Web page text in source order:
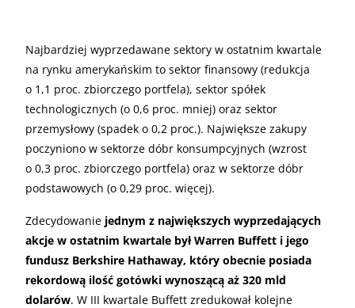
Najbardziej wyprzedawane sektory w ostatnim kwartale
na rynku amerykańskim to sektor finansowy (redukcja
o 1,1 proc. zbiorczego portfela), sektor spółek
technologicznych (o 0,6 proc. mniej) oraz sektor
przemysłowy (spadek o 0,2 proc.). Największe zakupy
poczyniono w sektorze dóbr konsumpcyjnych (wzrost
o 0,3 proc. zbiorczego portfela) oraz w sektorze dóbr
podstawowych (o 0,29 proc. więcej).
Zdecydowanie jednym z największych wyprzedających
akcje w ostatnim kwartale był Warren Buffett i jego
fundusz Berkshire Hathaway, który obecnie posiada
rekordową ilość gotówki wynoszącą aż 320 mld
dolarów. W III kwartale Buffett zredukował kolejne